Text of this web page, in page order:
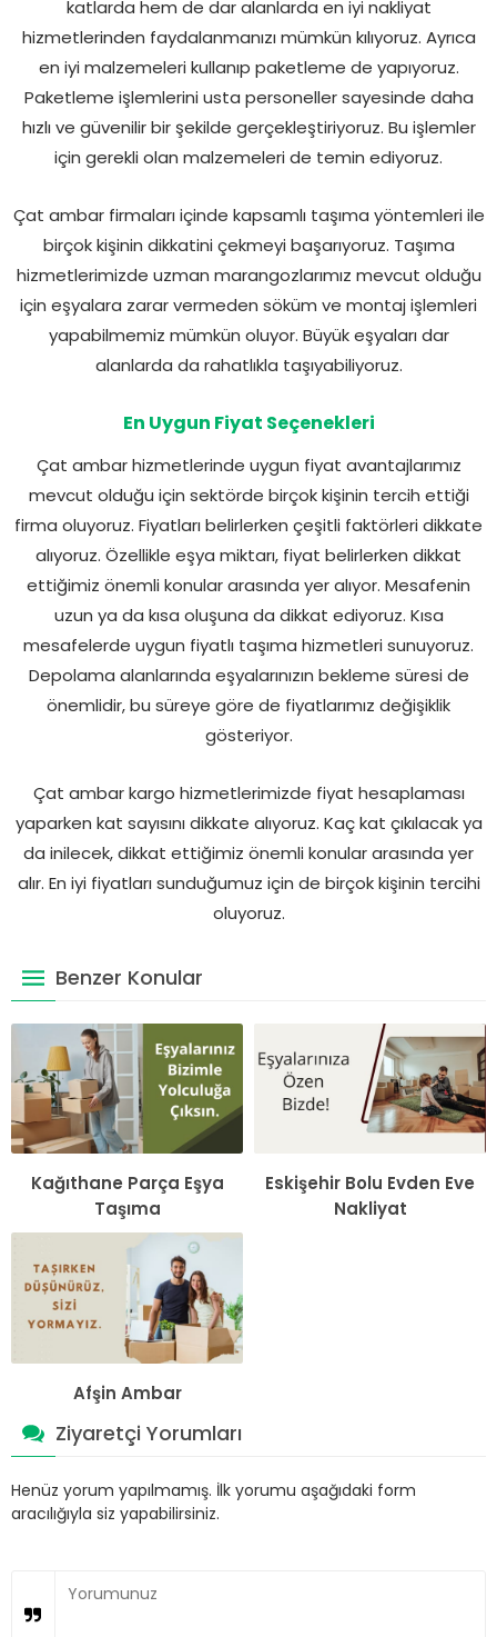
katlarda hem de dar alanlarda en iyi nakliyat
hizmetlerinden faydalanmanızı mümkün kılıyoruz. Ayrıca
en iyi malzemeleri kullanıp paketleme de yapıyoruz.
Paketleme işlemlerini usta personeller sayesinde daha
hızlı ve güvenilir bir şekilde gerçekleştiriyoruz. Bu işlemler
için gerekli olan malzemeleri de temin ediyoruz.
Çat ambar firmaları içinde kapsamlı taşıma yöntemleri ile
birçok kişinin dikkatini çekmeyi başarıyoruz. Taşıma
hizmetlerimizde uzman marangozlarımız mevcut olduğu
için eşyalara zarar vermeden söküm ve montaj işlemleri
yapabilmemiz mümkün oluyor. Büyük eşyaları dar
alanlarda da rahatlıkla taşıyabiliyoruz.
En Uygun Fiyat Seçenekleri
Çat ambar hizmetlerinde uygun fiyat avantajlarımız
mevcut olduğu için sektörde birçok kişinin tercih ettiği
firma oluyoruz. Fiyatları belirlerken çeşitli faktörleri dikkate
alıyoruz. Özellikle eşya miktarı, fiyat belirlerken dikkat
ettiğimiz önemli konular arasında yer alıyor. Mesafenin
uzun ya da kısa oluşuna da dikkat ediyoruz. Kısa
mesafelerde uygun fiyatlı taşıma hizmetleri sunuyoruz.
Depolama alanlarında eşyalarınızın bekleme süresi de
önemlidir, bu süreye göre de fiyatlarımız değişiklik
gösteriyor.
Çat ambar kargo hizmetlerimizde fiyat hesaplaması
yaparken kat sayısını dikkate alıyoruz. Kaç kat çıkılacak ya
da inilecek, dikkat ettiğimiz önemli konular arasında yer
alır. En iyi fiyatları sunduğumuz için de birçok kişinin tercihi
oluyoruz.
Benzer Konular
Kağıthane Parça Eşya
Taşıma
Eskişehir Bolu Evden Eve
Nakliyat
Afşin Ambar
Ziyaretçi Yorumları
Henüz yorum yapılmamış. İlk yorumu aşağıdaki form
aracılığıyla siz yapabilirsiniz.